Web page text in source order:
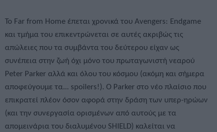
To Far from Home έπεται χρονικά του Avengers: Endgame
και τμήμα του επικεντρώνεται σε αυτές ακριβώς τις
απώλειες που τα συμβάντα του δεύτερου είχαν ως
συνέπεια στην ζωή όχι μόνο του πρωταγωνιστή νεαρού
Peter Parker αλλά και όλου του κόσμου (ακόμη και σήμερα
αποφεύγουμε τα... spoilers!). Ο Parker στο νέο πλαίσιο που
επικρατεί πλέον όσον αφορά στην δράση των υπερ-ηρώων
(και την συνεργασία ορισμένων από αυτούς με τα
απομεινάρια του διαλυμένου SHIELD) καλείται να